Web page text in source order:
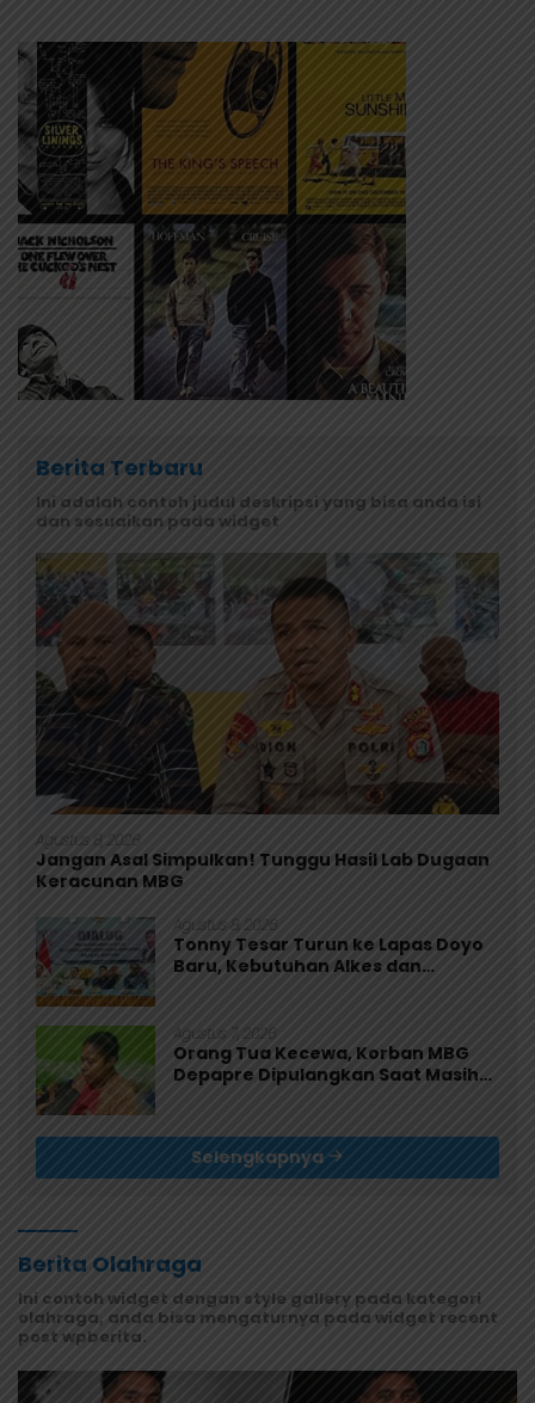
Berita Terbaru
Ini adalah contoh judul deskripsi yang bisa anda isi
dan sesuaikan pada widget
Agustus 8, 2026
Jangan Asal Simpulkan! Tunggu Hasil Lab Dugaan
Keracunan MBG
Agustus 8, 2026
Tonny Tesar Turun ke Lapas Doyo
Baru, Kebutuhan Alkes dan
Agustus 7, 2026
Orang Tua Kecewa, Korban MBG
Depapre Dipulangkan Saat Masih
Selengkapnya
Berita Olahraga
Ini contoh widget dengan style gallery pada kategori
olahraga, anda bisa mengaturnya pada widget recent
post wpberita.